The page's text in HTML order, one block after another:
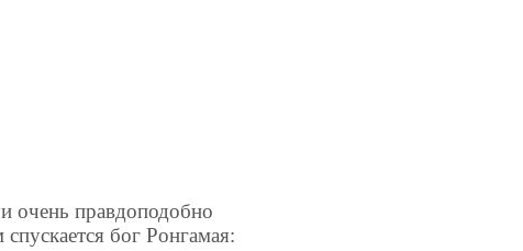
очень правдоподобно
бог Ронгамая: